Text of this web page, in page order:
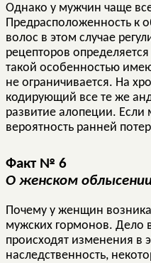
Однако у мужчин чаще
Предрасположенность к
волос в этом случае
рецепторов
такой особенностью
не ограничивается. На
кодирующий все те же
развитие алопеции.
вероятность ранней
Факт № 6
О женском
Почему у женщин
мужских гормонов. Дело
происходят изменения в
наследственность,